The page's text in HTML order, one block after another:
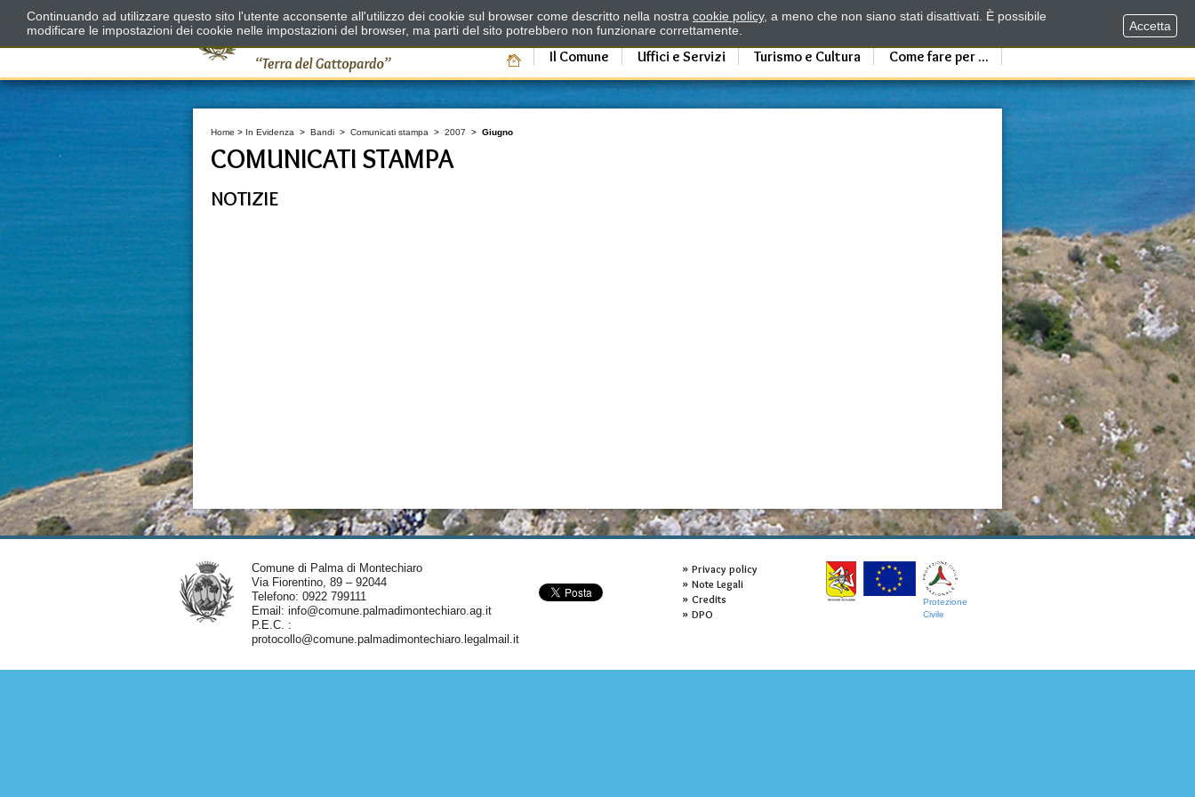
Il Comune Uffici e Servizi Turismo e Cultura Come fare per ...
Home > In Evidenza > Bandi > Comunicati stampa > 2007 > Giugno
COMUNICATI STAMPA
NOTIZIE
Comune di Palma di Montechiaro
Via Fiorentino, 89 – 92044
Telefono: 0922 799111
Email: info@comune.palmadimontechiaro.ag.it
P.E.C. :
protocollo@comune.palmadimontechiaro.legalmail.it
Privacy policy
Note Legali
Credits
DPO
Protezione
Civile
Continuando ad utilizzare questo sito l'utente acconsente all'utilizzo dei cookie sul browser come descritto nella nostra cookie policy, a meno che non siano stati disattivati. È possibile
modificare le impostazioni dei cookie nelle impostazioni del browser, ma parti del sito potrebbero non funzionare correttamente.
Accetta